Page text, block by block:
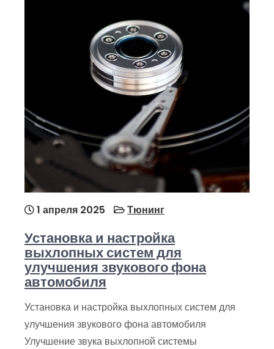
1 апреля 2025 Тюнинг
Установка и настройка
выхлопных систем для
улучшения звукового фона
автомобиля
Установка и настройка выхлопных систем для
улучшения звукового фона автомобиля
Улучшение звука выхлопной системы